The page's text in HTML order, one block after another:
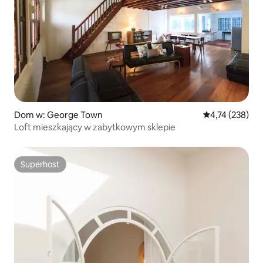
Dom w: George Town Średnia
4,74 (238)
Loft mieszkający w zabytkowym sklepie
Superhost
Superhost